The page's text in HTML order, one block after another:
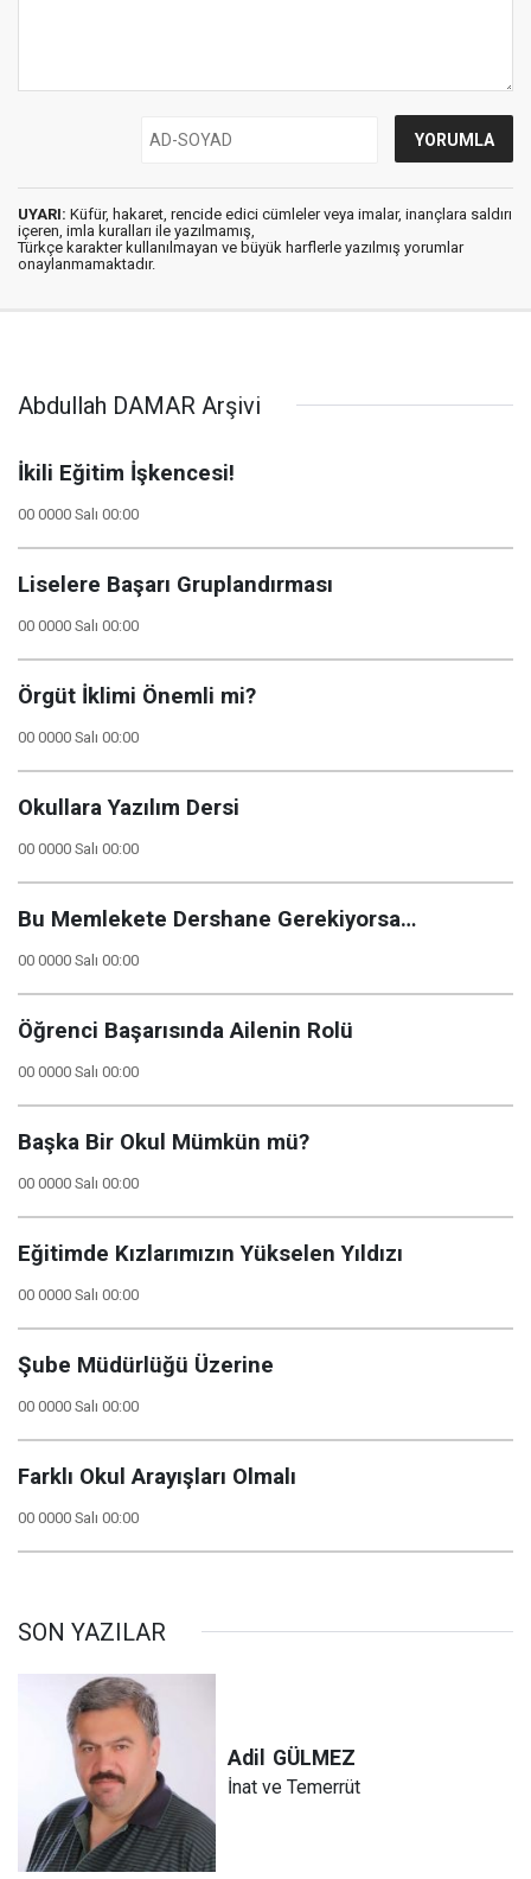
UYARI: Küfür, hakaret, rencide edici cümleler veya imalar, inançlara saldırı
içeren, imla kuralları ile yazılmamış,
Türkçe karakter kullanılmayan ve büyük harflerle yazılmış yorumlar
onaylanmamaktadır.
Abdullah DAMAR Arşivi
İkili Eğitim İşkencesi!
00 0000 Salı 00:00
Liselere Başarı Gruplandırması
00 0000 Salı 00:00
Örgüt İklimi Önemli mi?
00 0000 Salı 00:00
Okullara Yazılım Dersi
00 0000 Salı 00:00
Bu Memlekete Dershane Gerekiyorsa…
00 0000 Salı 00:00
Öğrenci Başarısında Ailenin Rolü
00 0000 Salı 00:00
Başka Bir Okul Mümkün mü?
00 0000 Salı 00:00
Eğitimde Kızlarımızın Yükselen Yıldızı
00 0000 Salı 00:00
Şube Müdürlüğü Üzerine
00 0000 Salı 00:00
Farklı Okul Arayışları Olmalı
00 0000 Salı 00:00
SON YAZILAR
Adil GÜLMEZ
İnat ve Temerrüt